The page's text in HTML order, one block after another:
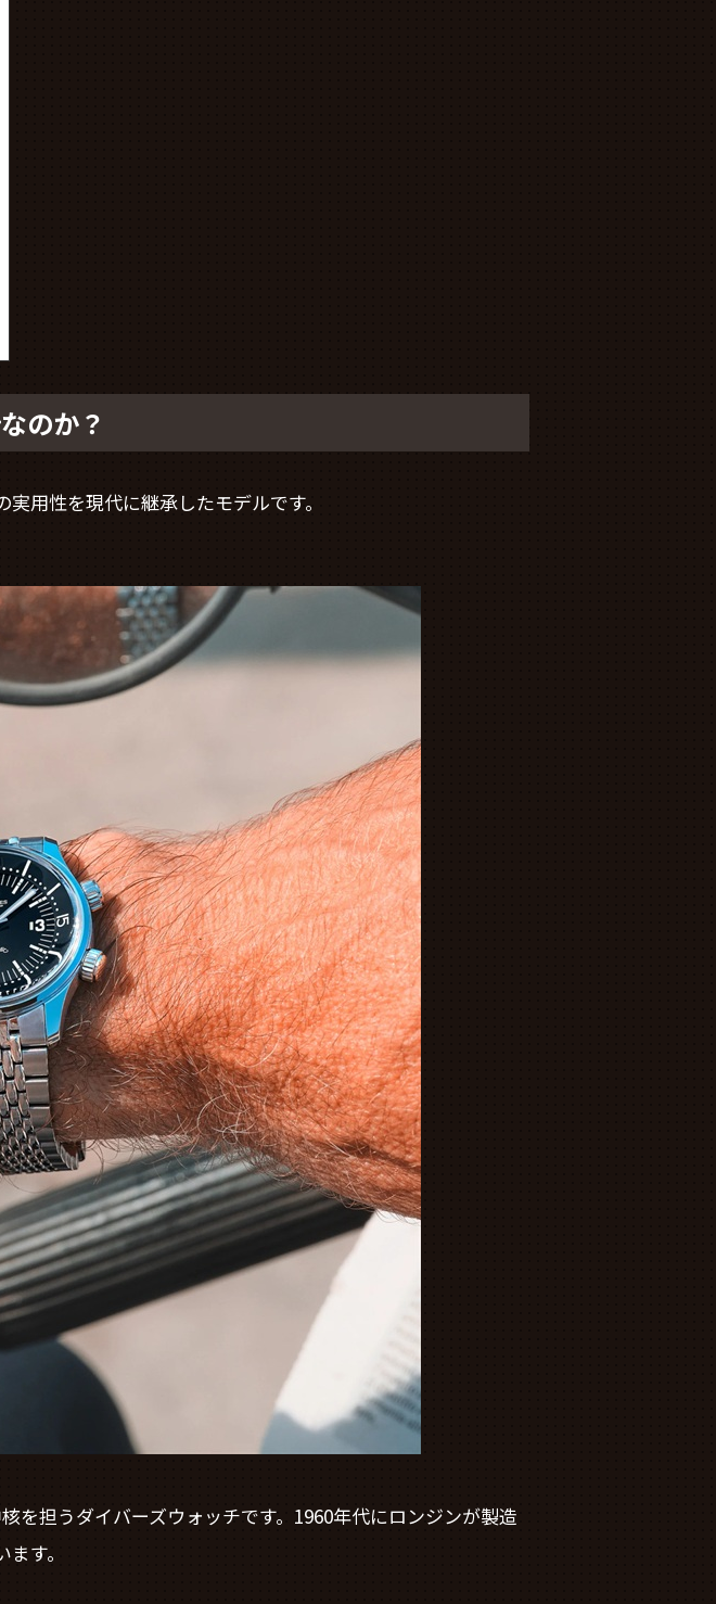
のか？
実用性を現代に継承したモデルです。
を担うダイバーズウォッチです。1960年代にロンジンが製造
す。